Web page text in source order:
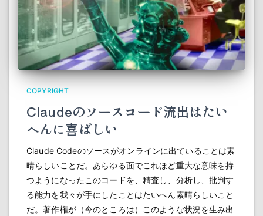
COPYRIGHT
Claudeのソースコード流出はたい
へんに喜ばしい
Claude Codeのソースがオンラインに出ていることは素
晴らしいことだ。あらゆる面でこれほど重大な意味を持
つようになったこのコードを、精査し、分析し、批判す
る能力を我々が手にしたことはたいへん素晴らしいこと
だ。著作権が（今のところは）このような状況を生み出